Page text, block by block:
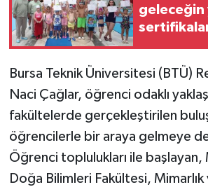
geleceğin
Bursa Teknik Üniversitesi (BTÜ)
Naci Çağlar, öğrenci odaklı
fakültelerde gerçekleştirilen
öğrencilerle bir araya gelmeye
Öğrenci toplulukları ile başlayan,
Doğa Bilimleri Fakültesi, Mimarlık